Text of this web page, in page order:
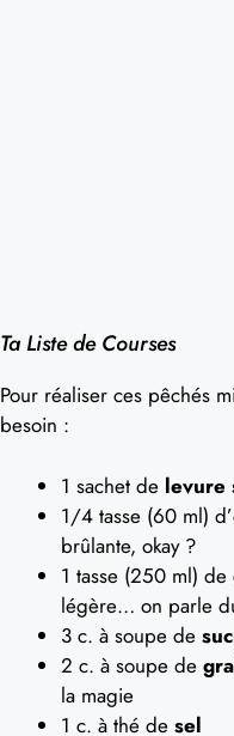
Ta Liste de Courses
Pour réaliser ces pêchés
besoin :
1 sachet de levure
1/4 tasse (60 ml) d’
brûlante, okay ?
1 tasse (250 ml) de
légère… on parle
3 c. à soupe de
2 c. à soupe de
la magie
1 c. à thé de sel